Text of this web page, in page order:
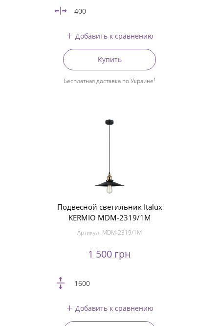
400
Добавить к сравнению
Купить
Бесплатная доставка по Украине1
Подвесной светильник Italux
KERMIO MDM-2319/1M
Артикул: MDM-2319/1M
1 500 грн
1600
Добавить к сравнению